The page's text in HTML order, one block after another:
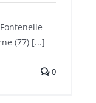
(77) [...]
0